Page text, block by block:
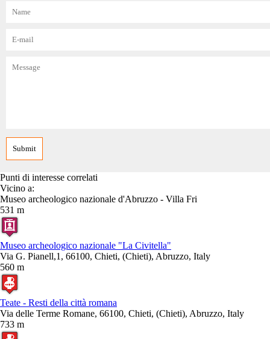
Punti di interesse correlati
Vicino a:
Museo archeologico nazionale d'Abruzzo - Villa Fri
531 m
Museo archeologico nazionale "La Civitella"
Via G. Pianell,1, 66100, Chieti, (Chieti), Abruzzo, Italy
560 m
Teate - Resti della città romana
Via delle Terme Romane, 66100, Chieti, (Chieti), Abruzzo, Italy
733 m